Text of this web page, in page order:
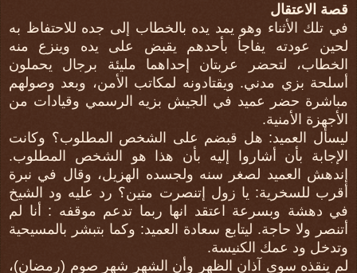
قصة الاعتقال
في تلك الأثناء وهو يمد يده بالخطاب إلى جده للاحتفاظ به
لحين عودته يفاجأ بأحدهم يقبض على يده وينزع منه
الخطاب، لتحضر عربتان إحداهما مليئة برجال يحملون
أسلحة بزي مدني. ويقتادونه لمكاتب الأمن، وبعد وصولهم
مباشرة حضر عميد في الجيش بزيه الرسمي وقيادات من
الأجهزة الأمنية.
ليسأل العميد: هل قبضم على الشخص المطلوب؟ وكانت
الإجابة بأن أشاروا إليه بأن هذا هو الشخص المطلوب.
إندهش العميد لصغر سنه ولجسده الهزيل، وقال في نبرة
أقرب للسخرية: يا زول إتنصرت متين؟ رد عليه ود الشيخ
في دهشة وبسرعة اعتقد انها ربما تدعم موقفه : أنا لم
أتنصر ولا حاجة. ليتابع سعادة العميد: وكما بتبشر بالمسيحية
وتدخل ود عمك الكنيسة.
لم ينقذه سوى آذان الظهر وأن الشهر شهر صوم (رمضان)،